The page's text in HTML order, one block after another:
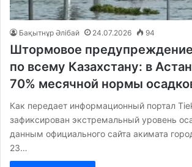
Бақытнұр Әлібай 24.07.2026 94
Штормовое
по всему Казахстану: в
70% месячной нормы
Как передает информационный портал
зафиксирован экстремальный уровень
данным официального сайта акимата
23…